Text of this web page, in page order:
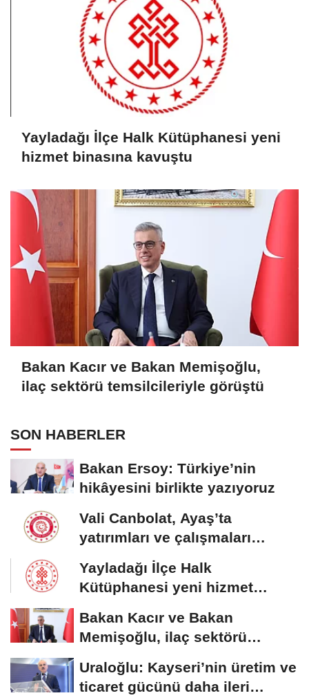
Yayladağı İlçe Halk Kütüphanesi yeni
hizmet binasına kavuştu
Bakan Kacır ve Bakan Memişoğlu,
ilaç sektörü temsilcileriyle görüştü
SON HABERLER
Bakan Ersoy: Türkiye’nin
hikâyesini birlikte yazıyoruz
Vali Canbolat, Ayaş’ta
yatırımları ve çalışmaları
Yayladağı İlçe Halk
Kütüphanesi yeni hizmet
Bakan Kacır ve Bakan
Memişoğlu, ilaç sektörü
Uraloğlu: Kayseri’nin üretim ve
ticaret gücünü daha ileri